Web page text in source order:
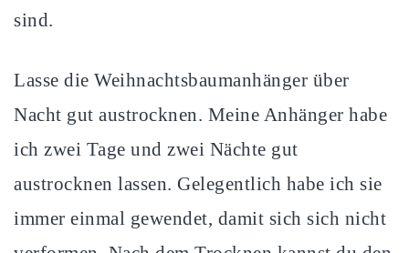
sind.
Lasse die Weihnachtsbaumanhänger über
Nacht gut austrocknen. Meine Anhänger habe
ich zwei Tage und zwei Nächte gut
austrocknen lassen. Gelegentlich habe ich sie
immer einmal gewendet, damit sich sich nicht